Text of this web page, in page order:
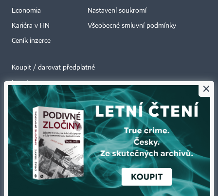
Economia
Kariéra v HN
Ceník inzerce
Nastavení soukromí
Všeobecné smluvní podmínky
Koupit / darovat předplatné
Eventy
Newslettery
RSS kanály
Autorská práva vykonává vydavatel. Bez písemného svolení vydavatele je
zakázáno jakékoli užití částí nebo celku díla, zejména rozmnožování a šíření
jakýmkoli způsobem, mechanickým nebo elektronickým, v českém nebo
jiném jazyce. Bez souhlasu vydavatele je zakázáno též rozmnožování
obsahu pro účely automatizované analýzy textů nebo dat
×